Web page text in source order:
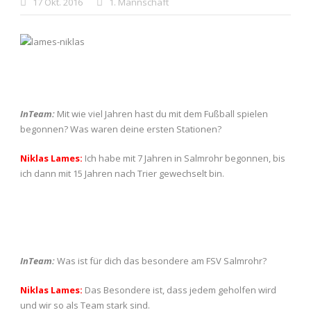
InTeam: Mit wie viel Jahren hast du mit dem Fußball spielen
begonnen? Was waren deine ersten Stationen?
Niklas Lames: Ich habe mit 7 Jahren in Salmrohr begonnen, bis
ich dann mit 15 Jahren nach Trier gewechselt bin.
InTeam:Was ist für dich das besondere am FSV Salmrohr?
Niklas Lames: Das Besondere ist, dass jedem geholfen wird
und wir so als Team stark sind.